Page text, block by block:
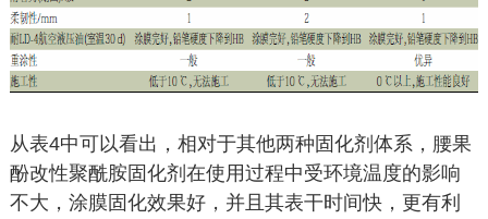
从表4中可以看出，相对于其他两种固化剂体系，腰果
酚改性聚酰胺固化剂在使用过程中受环境温度的影响
不大，涂膜固化效果好，并且其表干时间快，更有利